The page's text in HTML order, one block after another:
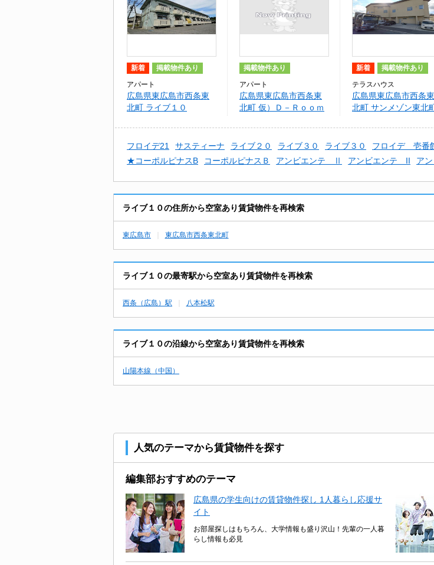
新着 掲載物件あり
アパート
広島県東広島市西条東
北町 ライブ１０
掲載物件あり
アパート
広島県東広島市西条東
北町 仮）Ｄ－Ｒｏｏｍ
新着 掲載物件あり
テラスハウス
広島県東広島市西条東
北町 サンメゾン東北
フロイデ21 サスティーナ ライブ２０ ライブ３０ ライブ３０ フロイデ 壱番
★コーポルピナスB
コーポルピナスＢ アンビエンテ Ⅱ アンビエンテ II ア
ライブ１０の住所から空室あり賃貸物件を再検索
東広島市 東広島市西条東北町
ライブ１０の最寄駅から空室あり賃貸物件を再検索
西条（広島）駅 八本松駅
ライブ１０の沿線から空室あり賃貸物件を再検索
山陽本線（中国）
人気のテーマから賃貸物件を探す
編集部おすすめのテーマ
広島県の学生向けの賃貸物件探し 1人暮らし応援サ
イト
お部屋探しはもちろん、大学情報も盛り沢山！先輩の一人暮
らし情報も必見